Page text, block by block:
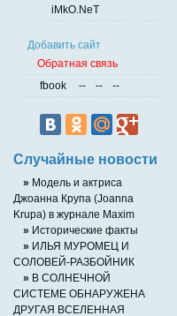
iMkO.NeT
Добавить сайт
Обратная связь
fbook
-- -- --
Случайные новости
» Mодель и актриса
Джоанна Крупа (Joanna
Krupa) в журнале Maxim
» Исторические факты
» ИЛЬЯ МУРОМЕЦ И
СОЛОВЕЙ-РАЗБОЙНИК
» В СОЛНЕЧНОЙ
СИСТЕМЕ ОБНАРУЖЕНА
ДРУГАЯ ВСЕЛЕННАЯ